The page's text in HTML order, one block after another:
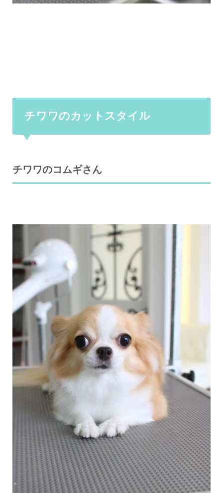
チワワのカットスタイル
チワワのコムギさん